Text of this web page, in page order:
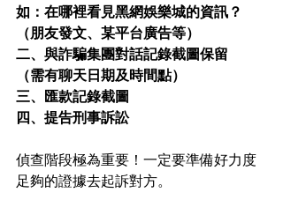
如：在哪裡看見黑網娛樂城的資訊？
（朋友發文、某平台廣告等）
二、與詐騙集團對話記錄截圖保留
（需有聊天日期及時間點）
三、匯款記錄截圖
四、提告刑事訴訟
偵查階段極為重要！一定要準備好力度
足夠的證據去起訴對方。